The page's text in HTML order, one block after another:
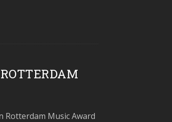
Rotterdam Music Award